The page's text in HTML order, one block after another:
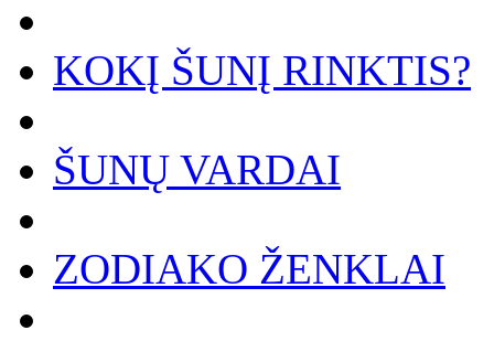
KOKĮ ŠUNĮ RINKTIS?
ŠUNŲ VARDAI
ZODIAKO ŽENKLAI